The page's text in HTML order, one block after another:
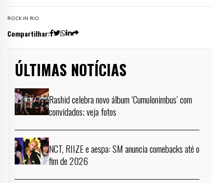
ROCK IN RIO
Compartilhar:
ÚLTIMAS NOTÍCIAS
Rashid celebra novo álbum ‘Cumulonimbus’ com
convidados; veja fotos
NCT, RIIZE e aespa: SM anuncia comebacks até o
fim de 2026